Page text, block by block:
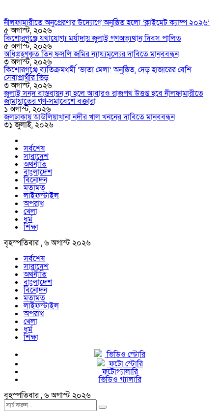
নীলফামারীতে অনুপ্রেরণার উদ্যোগে অনুষ্ঠিত হলো ‘ক্লাইমেট ক্যাম্প ২০২৬’
৫ অগাস্ট, ২০২৬
কিশোরগঞ্জে যথাযোগ্য মর্যাদায় জুলাই গণঅভ্যুত্থান দিবস পালিত
৫ অগাস্ট, ২০২৬
অধিগ্রহণকৃত তিন ফসলি জমির ন্যায্যমূল্যের দাবিতে মানববন্ধন
৩ অগাস্ট, ২০২৬
কিশোরগঞ্জে ব্যতিক্রমধর্মী ‘ভাতা মেলা’ অনুষ্ঠিত, দেড় হাজারের বেশি
সেবাপ্রার্থীর ভিড়
৩ অগাস্ট, ২০২৬
জুলাই সনদ বাস্তবায়ন না হলে আবারও রাজপথ উত্তপ্ত হবে নীলফামারীতে
জামায়াতের গণ-সমাবেশে বক্তারা
১ অগাস্ট, ২০২৬
জলঢাকায় আউলিয়াখানা নদীর খাল খননের দাবিতে মানববন্ধন
৩১ জুলাই, ২০২৬
সর্বশেষ
সারাদেশ
অর্থনীতি
বাংলাদেশ
বিনোদন
মতামত
লাইফস্টাইল
অপরাধ
খেলা
ধর্ম
শিক্ষা
বৃহস্পতিবার , ৬ অগাস্ট ২০২৬
সর্বশেষ
সারাদেশ
অর্থনীতি
বাংলাদেশ
বিনোদন
মতামত
লাইফস্টাইল
অপরাধ
খেলা
ধর্ম
শিক্ষা
ভিডিও স্টোরি
ফটো স্টোরি
ফটোগ্যালারি
ভিডিও গ্যালারি
বৃহস্পতিবার , ৬ অগাস্ট ২০২৬